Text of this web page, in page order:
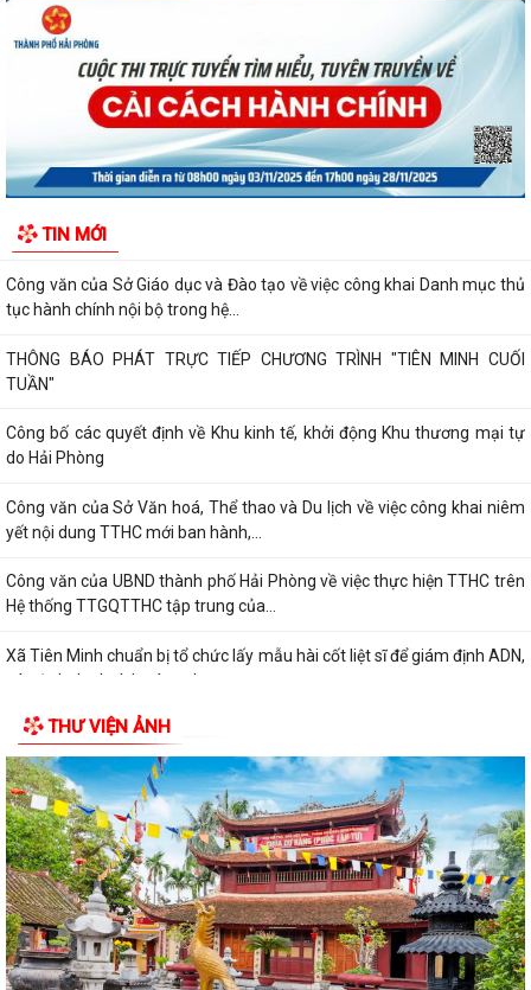
TIN MỚI
Hải Phòng ban hành chính sách hỗ trợ công chức bộ phận 'một cửa'
Xã Tiên Minh trang nghiêm tổ chức Lễ chào cờ và sinh hoạt dưới cờ
tháng 8/2026
Quyết định của UBND thành phố Hải Phòng về việc công bố danh mục
thủ tục hành chính được sửa đổi,...
việc triển khai mô hình “Hành chính...
Công văn của Sở Giáo dục và Đào tạo về việc công khai Danh mục thủ
tục hành chính nội bộ trong hệ...
THÔNG BÁO PHÁT TRỰC TIẾP CHƯƠNG TRÌNH "TIÊN MINH CUỐI
TUẦN"
Công bố các quyết định về Khu kinh tế, khởi động Khu thương mại tự
do Hải Phòng
Công văn của Sở Văn hoá, Thể thao và Du lịch về việc công khai niêm
yết nội dung TTHC mới ban hành,...
Công văn của UBND thành phố Hải Phòng về việc thực hiện TTHC trên
Hệ thống TTGQTTHC tập trung của...
Xã Tiên Minh chuẩn bị tổ chức lấy mẫu hài cốt liệt sĩ để giám định ADN,
xác định danh tính các anh...
Quyết định của UBND thành phố Hải Phòng về việc công bố danh mục
thủ tục hành chính ban hành mới...
Quyết định của UBND thành phố Hải Phòng về việc công bố danh mục
thủ tục hành chính ban hành mới,...
UBND xã Tiên Minh hướng dẫn cài đặt và sử dụng Ứng dụng Smart Hải
Phòng, Zalo Mini App UBND xã Tiên...
Công khai đường dây nóng và thông tin cán bộ tiếp nhận, giải quyết
thủ tục hành chính tại Trung tâm...
THƯ VIỆN ẢNH